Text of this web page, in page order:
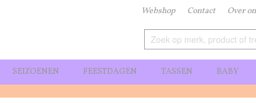
Webshop Contact Over
SEIZOENEN FEESTDAGEN TASSEN BABY